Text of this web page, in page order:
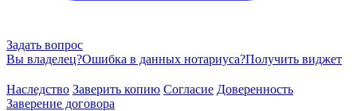
Задать вопрос
Вы владелец?Ошибка в данных нотариуса?Получить виджет
Наследство Заверить копию Согласие Доверенность
Заверение договора